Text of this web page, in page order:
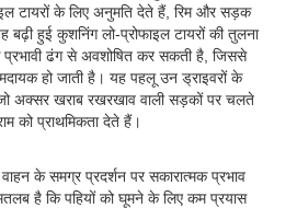
टायरों के लिए अनुमति देते हैं, रिम और सड़क
बढ़ी हुई कुशनिंग लो-प्रोफाइल टायरों की तुलना
ढंग से अवशोषित कर सकती है, जिससे
हो जाती है। यह पहलू उन ड्राइवरों के
अक्सर खराब रखरखाव वाली सड़कों पर चलते
को प्राथमिकता देते हैं।
के समग्र प्रदर्शन पर सकारात्मक प्रभाव
है कि पहियों को घूमने के लिए कम प्रयास